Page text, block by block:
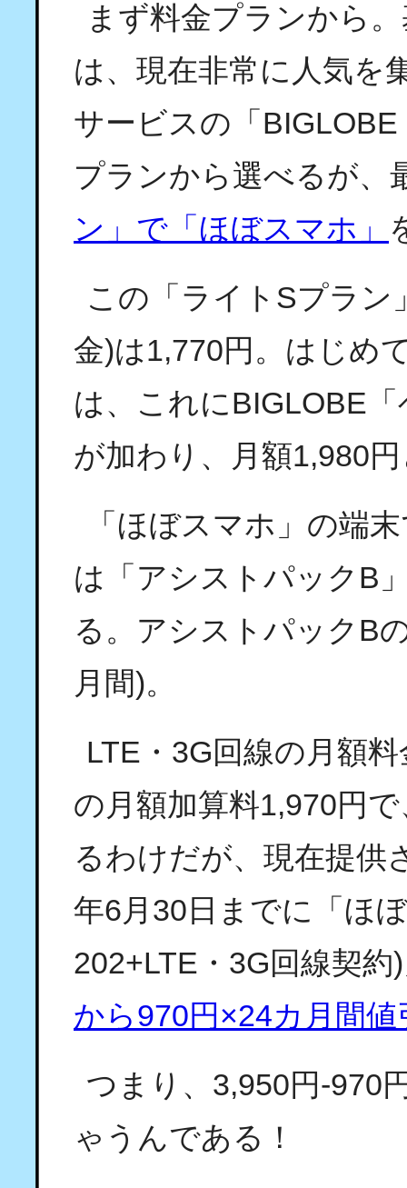
まず料金プランから
は、現在非常に人気を
サービスの「
プランから選べるが、
ン」で「ほぼスマホ」
この「ライトSプラン
金)は1,770円。はじめ
は、これにBIGLOBE
が加わり、月額1,980
「ほぼスマホ」の端
は「アシストパックB
る。アシストパックB
月間)。
LTE・3G回線の月額
の月額加算料1,970円
るわけだが、現在提供
年6月30日までに「ほ
202+LTE・3G回線契
から970円×24カ月間値
つまり、3,950円-970
ゃうんである！